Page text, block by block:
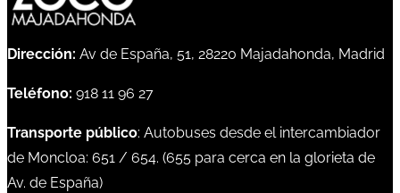
Dirección: Av de España, 51, 28220 Majadahonda, Madrid
Teléfono: 918 11 96 27
Transporte público: Autobuses desde el intercambiador
de Moncloa: 651 / 654. (655 para cerca en la glorieta de
Av. de España)